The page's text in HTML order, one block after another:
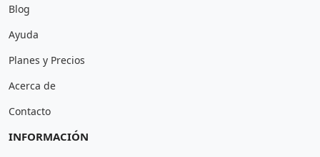
Blog
Ayuda
Planes y Precios
Acerca de
Contacto
INFORMACIÓN